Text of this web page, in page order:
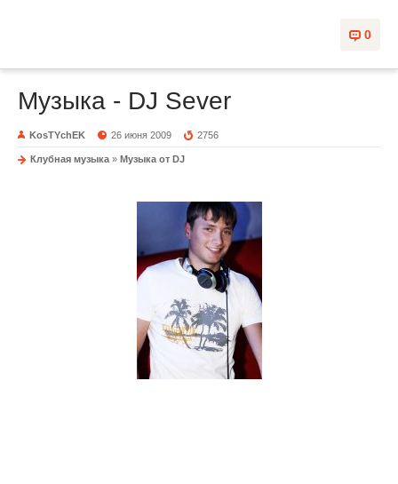
0
Музыка - DJ Sever
KosTYchEK 26 июня 2009 2756
Клубная музыка » Музыка от DJ